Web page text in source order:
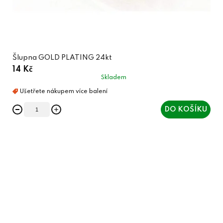
Šlupna GOLD PLATING 24kt
14 Kč
Skladem
DO KOŠÍKU